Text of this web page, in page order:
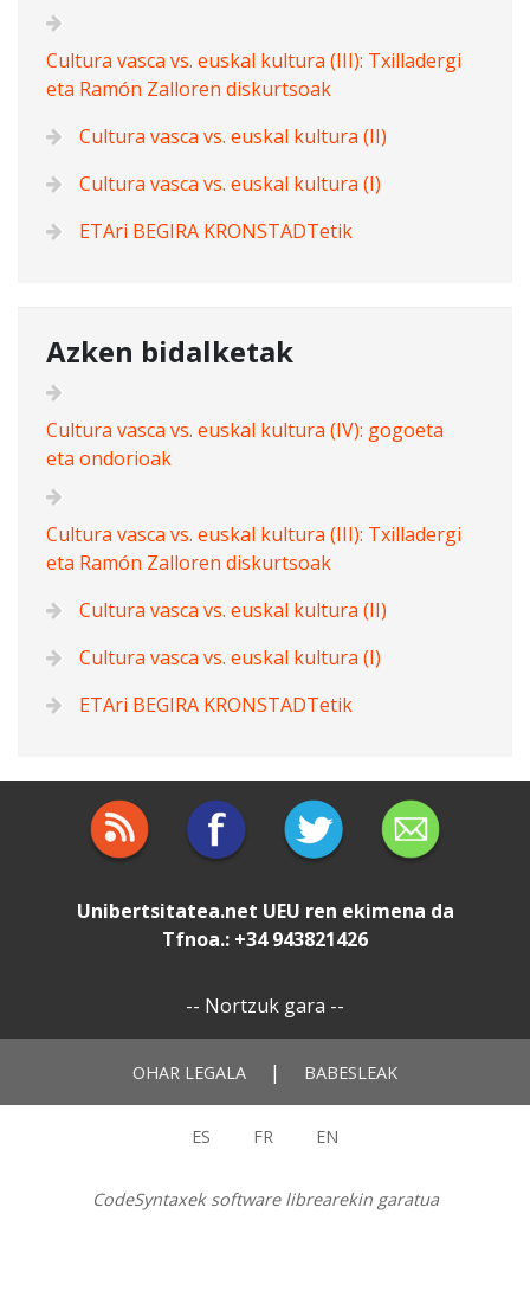
Cultura vasca vs. euskal kultura (III): Txilladergi
eta Ramón Zalloren diskurtsoak
Cultura vasca vs. euskal kultura (II)
Cultura vasca vs. euskal kultura (I)
ETAri BEGIRA KRONSTADTetik
Azken bidalketak
Cultura vasca vs. euskal kultura (IV): gogoeta
eta ondorioak
Cultura vasca vs. euskal kultura (III): Txilladergi
eta Ramón Zalloren diskurtsoak
Cultura vasca vs. euskal kultura (II)
Cultura vasca vs. euskal kultura (I)
ETAri BEGIRA KRONSTADTetik
Unibertsitatea.net UEU ren ekimena da
Tfnoa.: +34 943821426
-- Nortzuk gara --
OHAR LEGALA | BABESLEAK
ES FR EN
CodeSyntaxek software librearekin garatua